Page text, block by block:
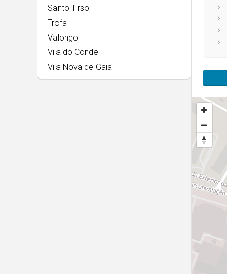
Santo Tirso
Trofa
Valongo
Vila do Conde
Vila Nova de Gaia